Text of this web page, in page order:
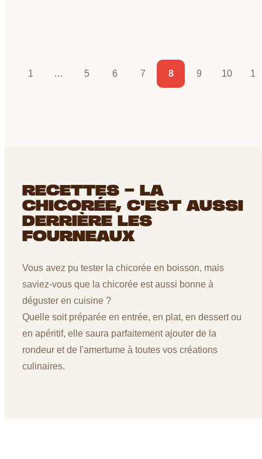
1 … 5 6 7 8 9 10 11
RECETTES - LA
CHICORÉE, C'EST AUSSI
DERRIÈRE LES
FOURNEAUX
Vous avez pu tester la chicorée en boisson, mais
saviez-vous que la chicorée est aussi bonne à
déguster en cuisine ?
Quelle soit préparée en entrée, en plat, en dessert ou
en apéritif, elle saura parfaitement ajouter de la
rondeur et de l'amertume à toutes vos créations
culinaires.